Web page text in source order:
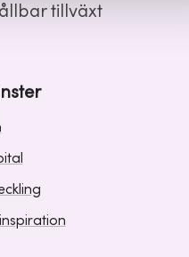
tillväxt